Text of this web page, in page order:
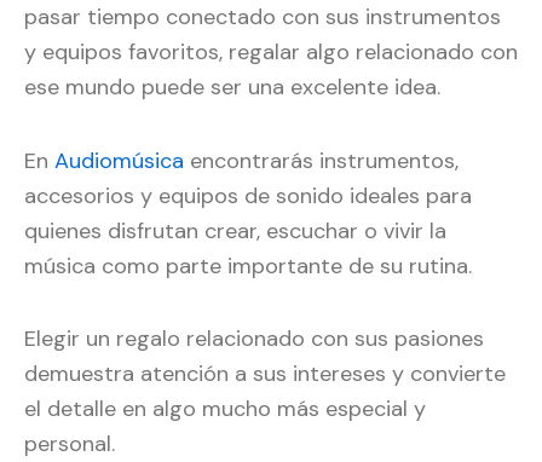
pasar tiempo conectado con sus instrumentos
y equipos favoritos, regalar algo relacionado con
ese mundo puede ser una excelente idea.
En Audiomúsica encontrarás instrumentos,
accesorios y equipos de sonido ideales para
quienes disfrutan crear, escuchar o vivir la
música como parte importante de su rutina.
Elegir un regalo relacionado con sus pasiones
demuestra atención a sus intereses y convierte
el detalle en algo mucho más especial y
personal.